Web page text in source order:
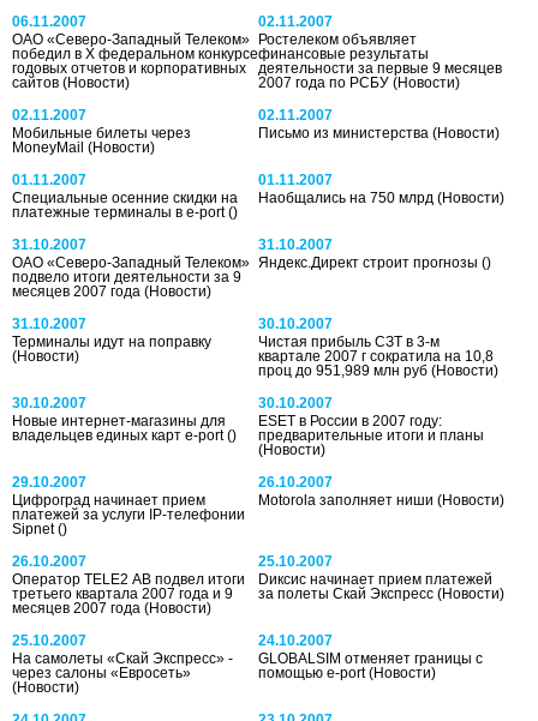
06.11.2007
ОАО «Северо-Западный Телеком»
победил в Х федеральном конкурсе
годовых отчетов и корпоративных
сайтов (Новости)
02.11.2007
Ростелеком объявляет
финансовые результаты
деятельности за первые 9 месяцев
2007 года по РСБУ(Новости)
02.11.2007
Мобильные билеты через
MoneyMail (Новости)
02.11.2007
Письмо из министерства(Новости)
01.11.2007
Специальные осенние скидки на
платежные терминалы в e-port()
01.11.2007
Наобщались на 750 млрд(Новости)
31.10.2007
ОАО «Северо-Западный Телеком»
подвело итоги деятельности за 9
месяцев 2007 года (Новости)
31.10.2007
Яндекс.Директ строит прогнозы()
31.10.2007
Терминалы идут на поправку
(Новости)
30.10.2007
Чистая прибыль СЗТ в 3-м
квартале 2007 г сократила на 10,8
проц до 951,989 млн руб(Новости)
30.10.2007
Новые интернет-магазины для
владельцев единых карт e-port()
30.10.2007
ESET в России в 2007 году:
предварительные итоги и планы
(Новости)
29.10.2007
Цифроград начинает прием
платежей за услуги IP-телефонии
Sipnet()
26.10.2007
Motorola заполняет ниши(Новости)
26.10.2007
Оператор TELE2 AB подвел итоги
третьего квартала 2007 года и 9
месяцев 2007 года (Новости)
25.10.2007
Dиксис начинает прием платежей
за полеты Скай Экспресс(Новости)
25.10.2007
На самолеты «Скай Экспресс» -
через салоны «Евросеть»
(Новости)
24.10.2007
GLOBALSIM отменяет границы с
помощью e-port(Новости)